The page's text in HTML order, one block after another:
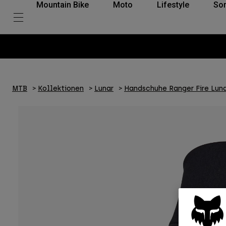
Mountain Bike Moto Lifestyle
MTB Kollektionen Lunar Handschuhe Ranger Fire